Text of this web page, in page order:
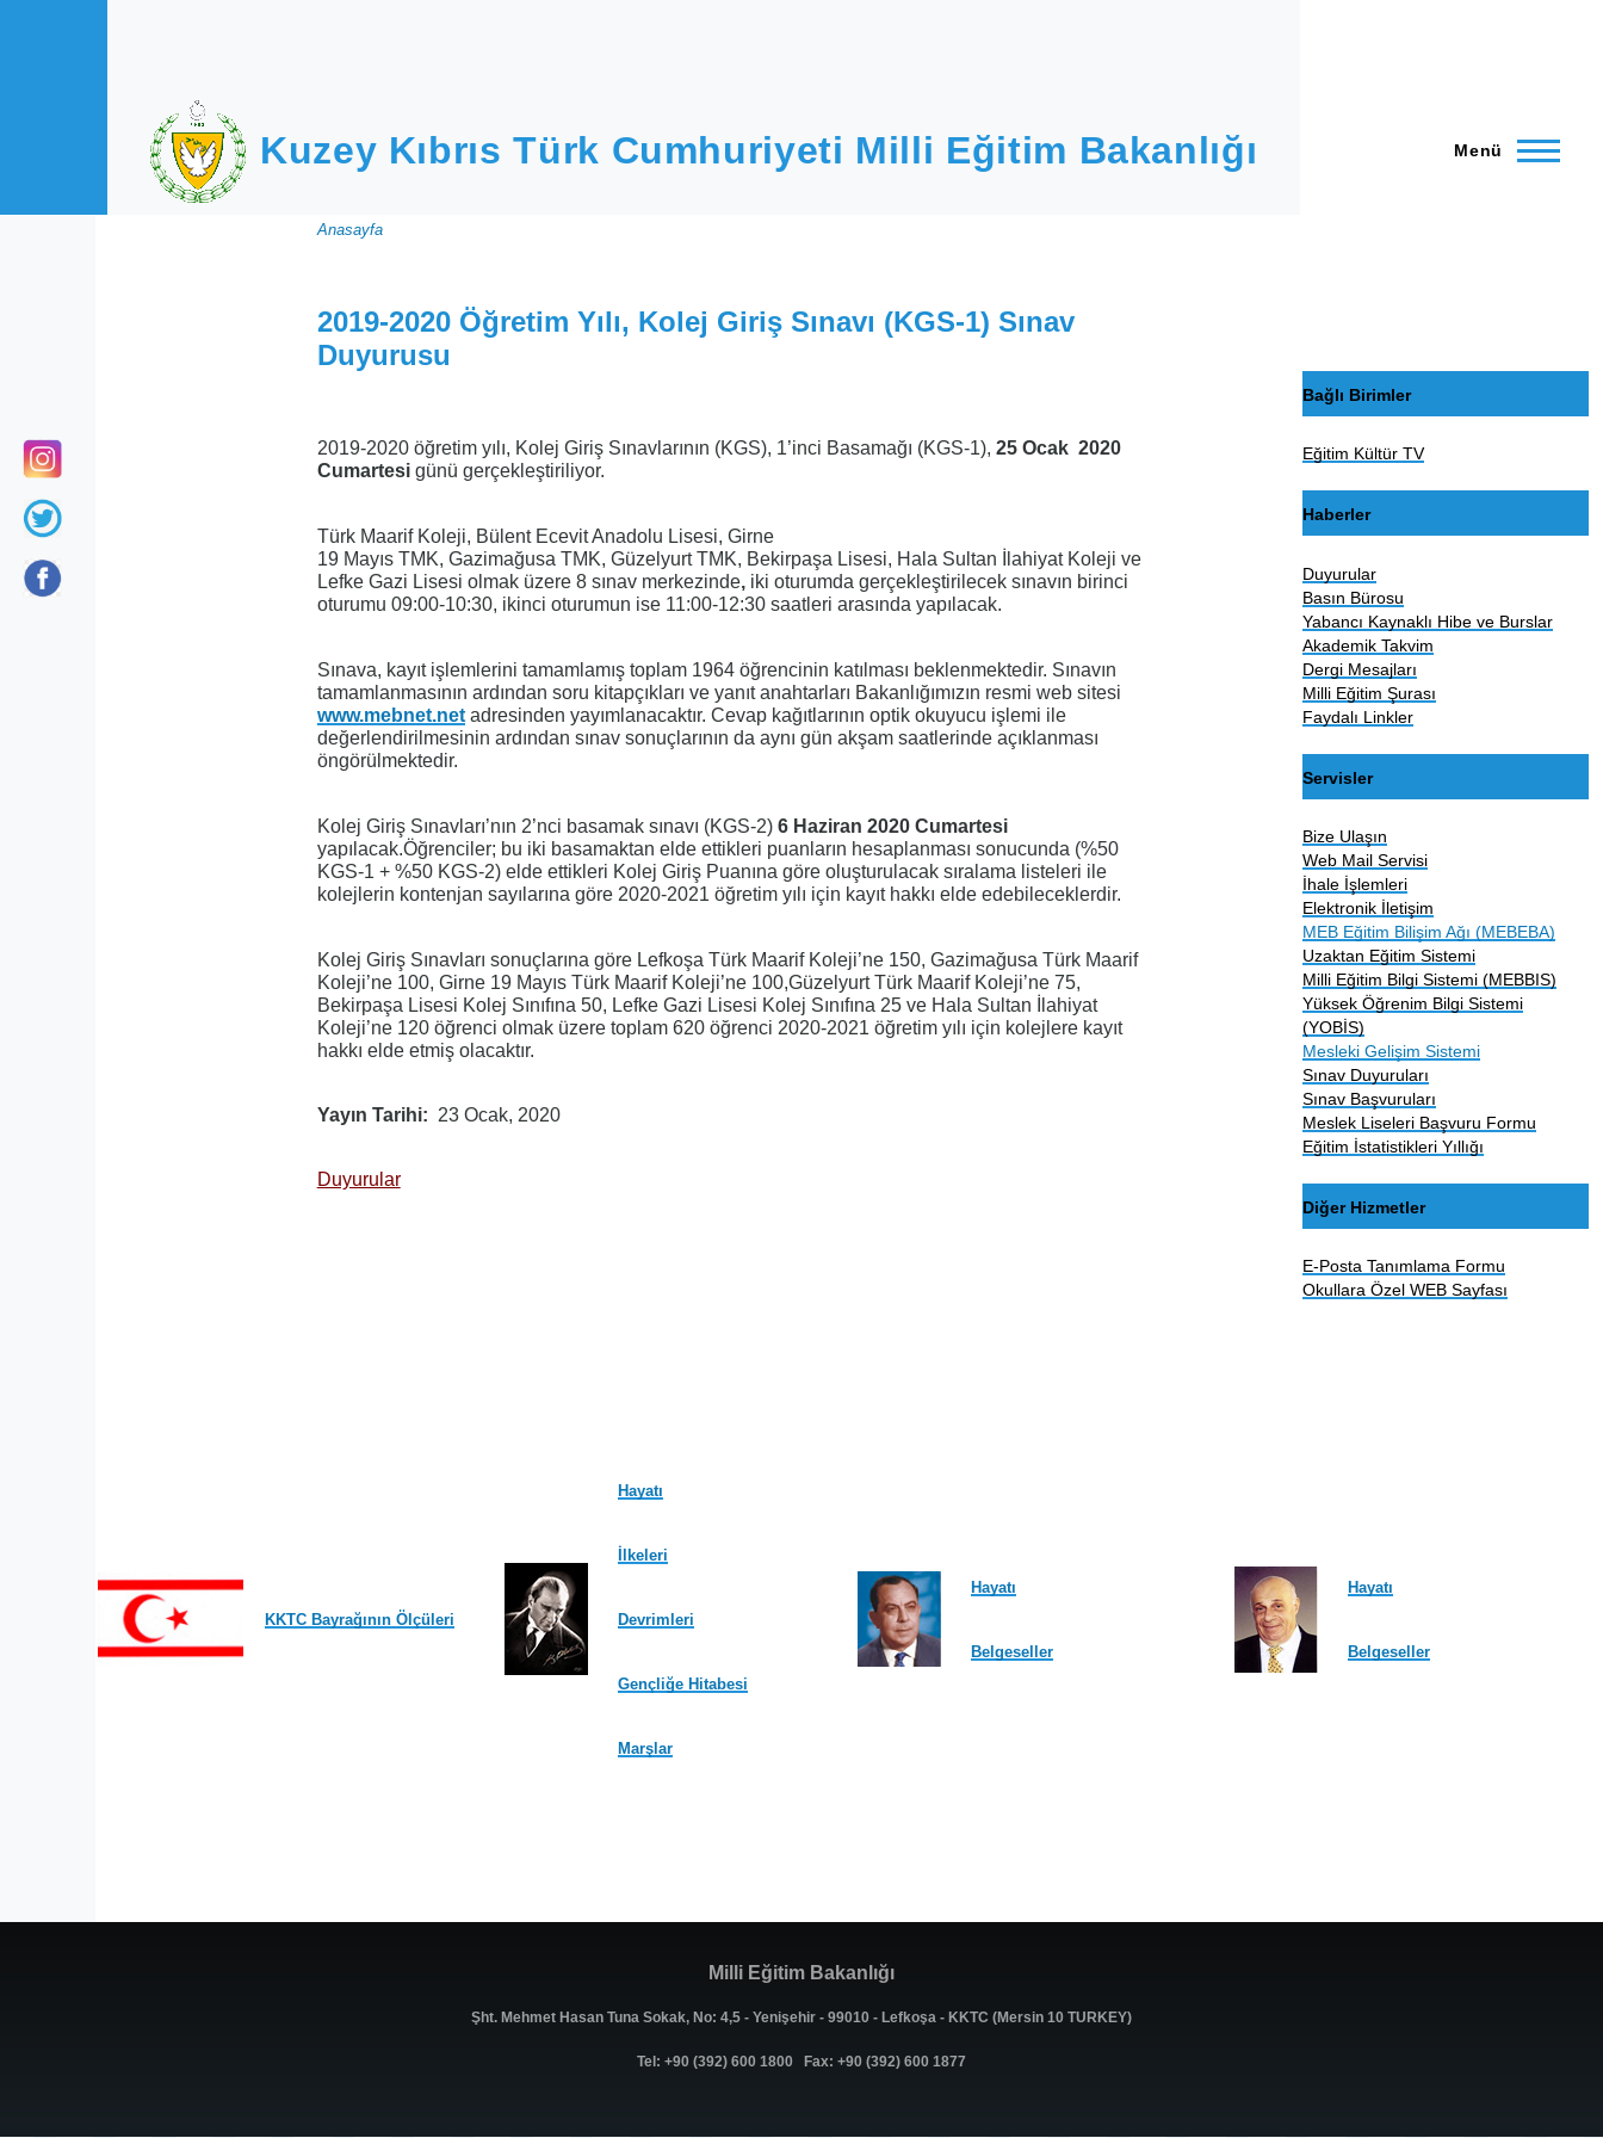
Kuzey Kıbrıs Türk Cumhuriyeti Milli Eğitim Bakanlığı Menü
Sayfa
yolu
Anasayfa
2019-2020 Öğretim Yılı, Kolej Giriş Sınavı (KGS-1) Sınav
Duyurusu
2019-2020 öğretim yılı, Kolej Giriş Sınavlarının (KGS), 1’inci Basamağı (KGS-1), 25 Ocak 2020
Cumartesigünü gerçekleştiriliyor.
Türk Maarif Koleji, Bülent Ecevit Anadolu Lisesi, Girne
19 Mayıs TMK, Gazimağusa TMK, Güzelyurt TMK, Bekirpaşa Lisesi, Hala Sultan İlahiyat Koleji ve
Lefke Gazi Lisesi olmak üzere 8 sınav merkezinde,iki oturumda gerçekleştirilecek sınavın birinci
oturumu 09:00-10:30, ikinci oturumun ise 11:00-12:30 saatleri arasında yapılacak.
Sınava, kayıt işlemlerini tamamlamış toplam 1964 öğrencinin katılması beklenmektedir. Sınavın
tamamlanmasının ardından soru kitapçıkları ve yanıt anahtarları Bakanlığımızın resmi web sitesi
www.mebnet.netadresinden yayımlanacaktır. Cevap kağıtlarının optik okuyucu işlemi ile
değerlendirilmesinin ardından sınav sonuçlarının da aynı gün akşam saatlerinde açıklanması
öngörülmektedir.
Kolej Giriş Sınavları’nın 2’nci basamak sınavı (KGS-2) 6 Haziran 2020 Cumartesi
yapılacak.Öğrenciler; bu iki basamaktan elde ettikleri puanların hesaplanması sonucunda (%50
KGS-1 + %50 KGS-2) elde ettikleri Kolej Giriş Puanına göre oluşturulacak sıralama listeleri ile
kolejlerin kontenjan sayılarına göre 2020-2021 öğretim yılı için kayıt hakkı elde edebileceklerdir.
Kolej Giriş Sınavları sonuçlarına göre Lefkoşa Türk Maarif Koleji’ne 150, Gazimağusa Türk Maarif
Koleji’ne 100, Girne 19 Mayıs Türk Maarif Koleji’ne 100,Güzelyurt Türk Maarif Koleji’ne 75,
Bekirpaşa Lisesi Kolej Sınıfına 50, Lefke Gazi Lisesi Kolej Sınıfına 25 ve Hala Sultan İlahiyat
Koleji’ne 120 öğrenci olmak üzere toplam 620 öğrenci 2020-2021 öğretim yılı için kolejlere kayıt
hakkı elde etmiş olacaktır.
Yayın Tarihi 23 Ocak, 2020
Duyurular
Bağlı Birimler
Eğitim Kültür TV
Haberler
Duyurular
Basın Bürosu
Yabancı Kaynaklı Hibe ve Burslar
Akademik Takvim
Dergi Mesajları
Milli Eğitim Şurası
Faydalı Linkler
Servisler
Bize Ulaşın
Web Mail Servisi
İhale İşlemleri
Elektronik İletişim
MEB Eğitim Bilişim Ağı (MEBEBA)
Uzaktan Eğitim Sistemi
Milli Eğitim Bilgi Sistemi (MEBBIS)
Yüksek Öğrenim Bilgi Sistemi
(YOBİS)
Mesleki Gelişim Sistemi
Sınav Duyuruları
Sınav Başvuruları
Meslek Liseleri Başvuru Formu
Eğitim İstatistikleri Yıllığı
Diğer Hizmetler
E-Posta Tanımlama Formu
Okullara Özel WEB Sayfası
KKTC Bayrağının Ölçüleri
Hayatı
İlkeleri
Devrimleri
Gençliğe Hitabesi
Marşlar
Hayatı
Belgeseller
Hayatı
Belgeseller
Milli Eğitim Bakanlığı
Şht. Mehmet Hasan Tuna Sokak, No: 4,5 - Yenişehir - 99010 - Lefkoşa - KKTC (Mersin 10 TURKEY)
Tel: +90 (392) 600 1800 Fax: +90 (392) 600 1877